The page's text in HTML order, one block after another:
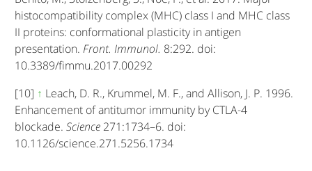
histocompatibility complex (MHC) class I and MHC class
II proteins: conformational plasticity in antigen
presentation.Front. Immunol. 8:292. doi:
10.3389/fimmu.2017.00292
[10] ↑ Leach, D. R., Krummel, M. F., and Allison, J. P. 1996.
Enhancement of antitumor immunity by CTLA-4
blockade.Science 271:1734–6. doi:
10.1126/science.271.5256.1734